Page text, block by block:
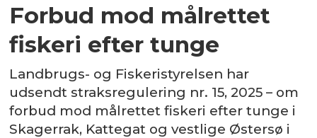
Forbud mod målrettet
fiskeri efter tunge
Landbrugs- og Fiskeristyrelsen har
udsendt straksregulering nr. 15, 2025 – om
forbud mod målrettet fiskeri efter tunge i
Skagerrak, Kattegat og vestlige Østersø i